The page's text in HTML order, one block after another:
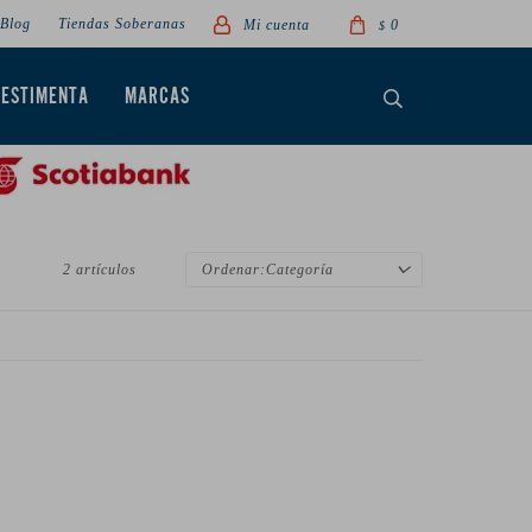
MARCAS
$ 0
Blog Tiendas Soberanas
2 artículos Categoría